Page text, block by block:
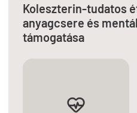
Koleszterin-tudatos
anyagcsere és
támogatása